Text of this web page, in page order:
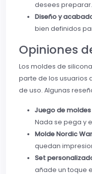
desees preparar.
Diseño y
bien definidos
Opiniones
Los moldes de
parte de los usuarios
de uso. Algunas
Juego de
Nada se pega y
Molde Nordic
quedan
Set
añade un toque